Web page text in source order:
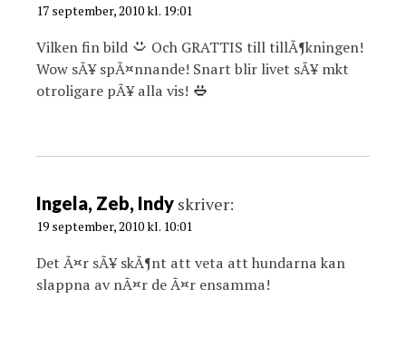
17 september, 2010 kl. 19:01
Vilken fin bild
Och GRATTIS till tillÃ¶kningen!
Wow sÃ¥ spÃ¤nnande! Snart blir livet sÃ¥ mkt
otroligare pÃ¥ alla vis!
Ingela, Zeb, Indy skriver:
19 september, 2010 kl. 10:01
Det Ã¤r sÃ¥ skÃ¶nt att veta att hundarna kan
slappna av nÃ¤r de Ã¤r ensamma!